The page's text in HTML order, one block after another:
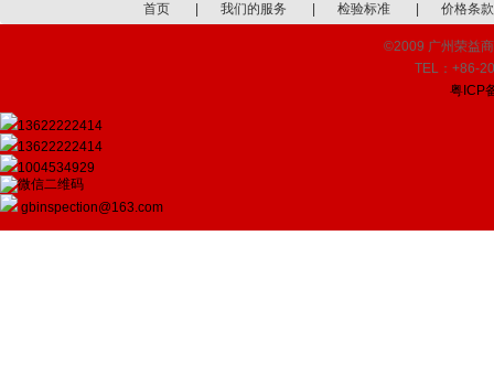
首页 我们的服务 检验标准 价格条款
©2009 广州荣益
TEL：+86-
粤ICP
13622222414
13622222414
1004534929
gbinspection@163.com